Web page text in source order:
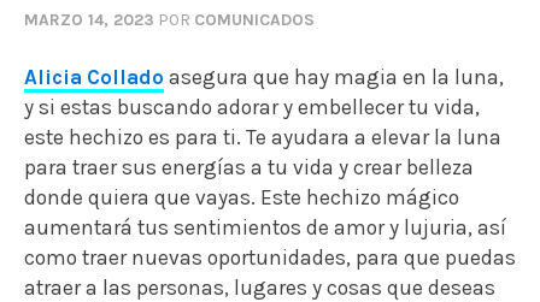
MARZO 14, 2023 POR COMUNICADOS
Alicia Collado asegura que hay magia en la luna,
y si estas buscando adorar y embellecer tu vida,
este hechizo es para ti. Te ayudara a elevar la luna
para traer sus energías a tu vida y crear belleza
donde quiera que vayas. Este hechizo mágico
aumentará tus sentimientos de amor y lujuria, así
como traer nuevas oportunidades, para que puedas
atraer a las personas, lugares y cosas que deseas